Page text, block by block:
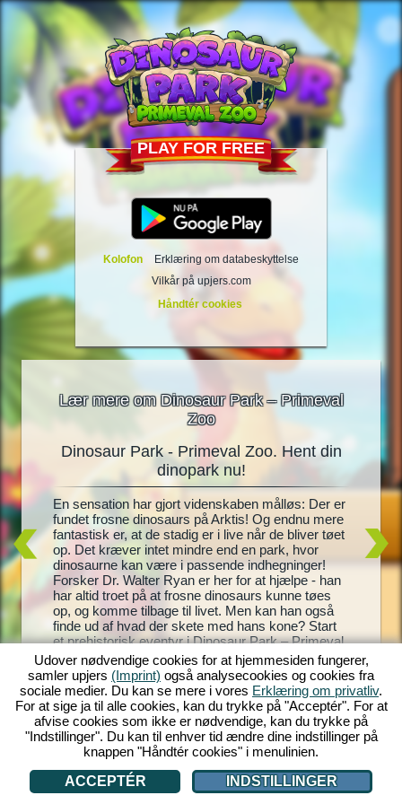
PLAY FOR FREE
Kolofon
Erklæring om databeskyttelse
Vilkår på upjers.com
Håndtér cookies
Lær mere om Dinosaur Park – Primeval
Zoo
til
og
Med
blive
Dinosaur Park - Primeval Zoo. Hent din
dinopark nu!
En sensation har gjort videnskaben målløs: Der er
fundet frosne dinosaurs på Arktis! Og endnu mere
fantastisk er, at de stadig er i live når de bliver tøet
op. Det kræver intet mindre end en park, hvor
dinosaurne kan være i passende indhegninger!
Forsker Dr. Walter Ryan er her for at hjælpe - han
har altid troet på at frosne dinosaurs kunne tøes
op, og komme tilbage til livet. Men kan han også
finde ud af hvad der skete med hans kone? Start
et prehistorisk eventyr i Dinosaur Park – Primeval
Zoo!
Park –
park,
andre!
helt
Udover nødvendige cookies for at hjemmesiden fungerer,
samler upjers (Imprint) også analysecookies og cookies fra
sociale medier. Du kan se mere i vores Erklæring om privatliv.
For at sige ja til alle cookies, kan du trykke på "Acceptér". For at
afvise cookies som ikke er nødvendige, kan du trykke på
"Indstillinger". Du kan til enhver tid ændre dine indstillinger på
knappen "Håndtér cookies" i menulinien.
ACCEPTÉR
INDSTILLINGER